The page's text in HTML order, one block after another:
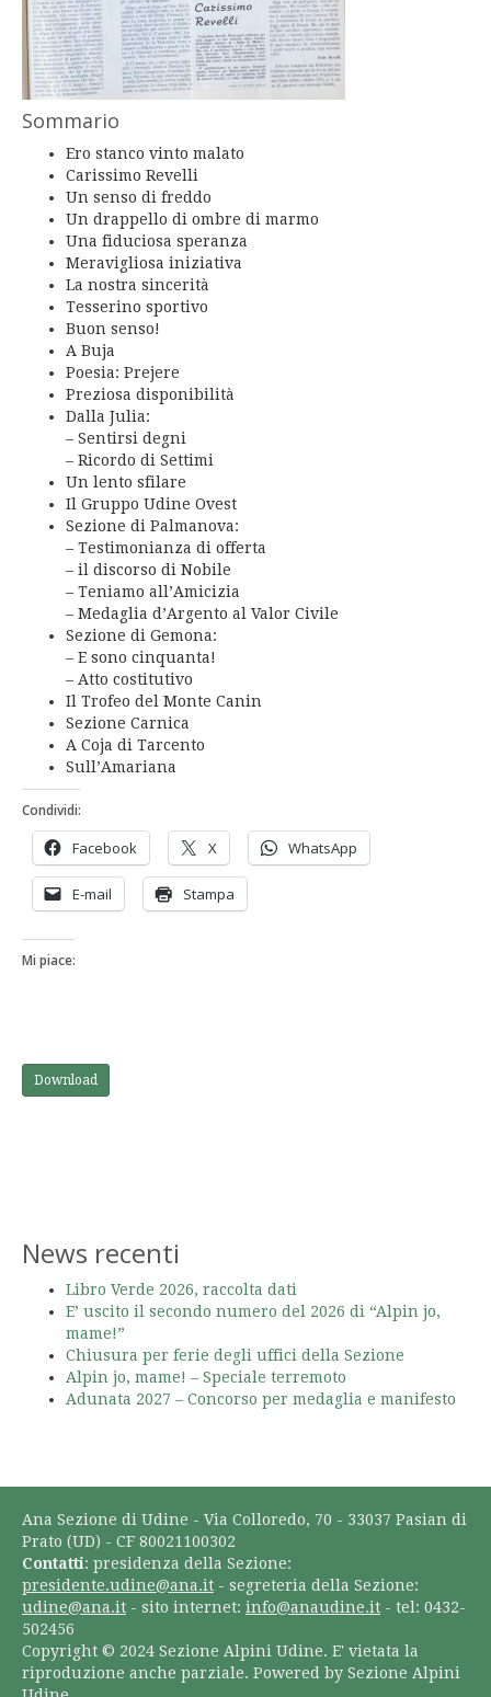
Sommario
Ero stanco vinto malato
Carissimo Revelli
Un senso di freddo
Un drappello di ombre di marmo
Una fiduciosa speranza
Meravigliosa iniziativa
La nostra sincerità
Tesserino sportivo
Buon senso!
A Buja
Poesia: Prejere
Preziosa disponibilità
Dalla Julia:
– Sentirsi degni
– Ricordo di Settimi
Un lento sfilare
Il Gruppo Udine Ovest
Sezione di Palmanova:
– Testimonianza di offerta
– il discorso di Nobile
– Teniamo all’Amicizia
– Medaglia d’Argento al Valor Civile
Sezione di Gemona:
– E sono cinquanta!
– Atto costitutivo
Il Trofeo del Monte Canin
Sezione Carnica
A Coja di Tarcento
Sull’Amariana
Condividi:
Facebook X WhatsApp
E-mail Stampa
Mi piace:
Download
News recenti
Libro Verde 2026, raccolta dati
E’ uscito il secondo numero del 2026 di “Alpin jo,
mame!”
Chiusura per ferie degli uffici della Sezione
Alpin jo, mame! – Speciale terremoto
Adunata 2027 – Concorso per medaglia e manifesto
Ana Sezione di Udine - Via Colloredo, 70 - 33037 Pasian di
Prato (UD) - CF 80021100302
Contatti: presidenza della Sezione:
presidente.udine@ana.it - segreteria della Sezione:
udine@ana.it - sito internet: info@anaudine.it - tel: 0432-
502456
Copyright © 2024 Sezione Alpini Udine. E' vietata la
riproduzione anche parziale. Powered by Sezione Alpini